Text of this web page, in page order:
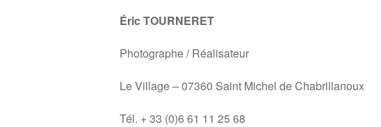
Éric TOURNERET
Photographe / Réalisateur
Le Village – 07360 Saint Michel de Chabrillanoux
Tél. + 33 (0)6 61 11 25 68